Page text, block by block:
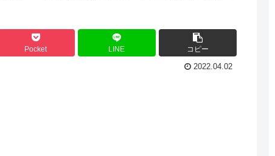
Pocket LINE コピー
2022.04.02